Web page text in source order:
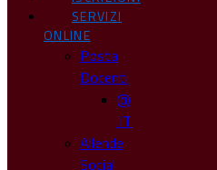
SERVIZI
ONLINE
Posta
Docenti
@
.IT
Allende
Social